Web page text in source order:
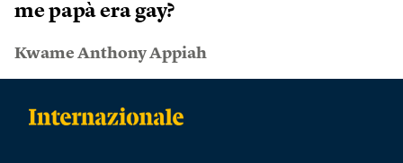
me papà era gay?
Kwame Anthony Appiah